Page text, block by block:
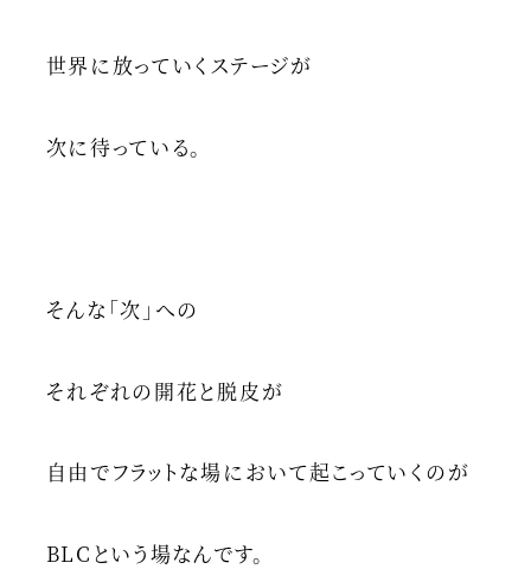
世界に放っていくステージが
次に待っている。
そんな「次」への
それぞれの開花と脱皮が
自由でフラットな場において起こっていくのが
BLCという場なんです。